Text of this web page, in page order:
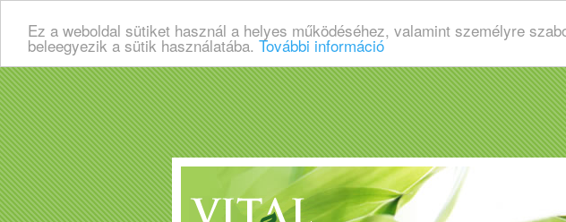
Ez a weboldal sütiket használ a helyes működéséhez, valamint személyre
beleegyezik a sütik használatába. További információ